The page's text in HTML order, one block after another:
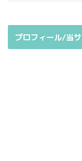
プロフィール/当